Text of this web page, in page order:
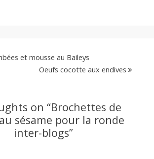
et mousse au Baileys
Oeufs cocotte aux endives
on “Brochettes de
sésame pour la ronde
inter-blogs”